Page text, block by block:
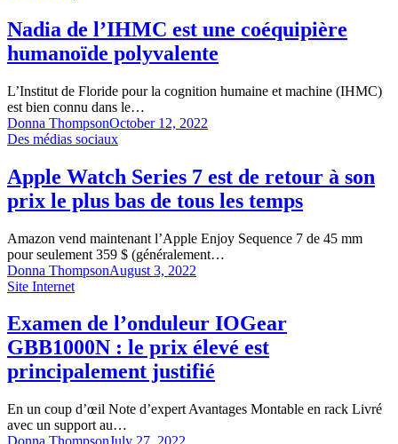
Nadia de l’IHMC est une coéquipière
humanoïde polyvalente
L’Institut de Floride pour la cognition humaine et machine (IHMC)
est bien connu dans le…
Donna ThompsonOctober 12, 2022
Des médias sociaux
Apple Watch Series 7 est de retour à son
prix le plus bas de tous les temps
Amazon vend maintenant l’Apple Enjoy Sequence 7 de 45 mm
pour seulement 359 $ (généralement…
Donna ThompsonAugust 3, 2022
Site Internet
Examen de l’onduleur IOGear
GBB1000N : le prix élevé est
principalement justifié
En un coup d’œil Note d’expert Avantages Montable en rack Livré
avec un support au…